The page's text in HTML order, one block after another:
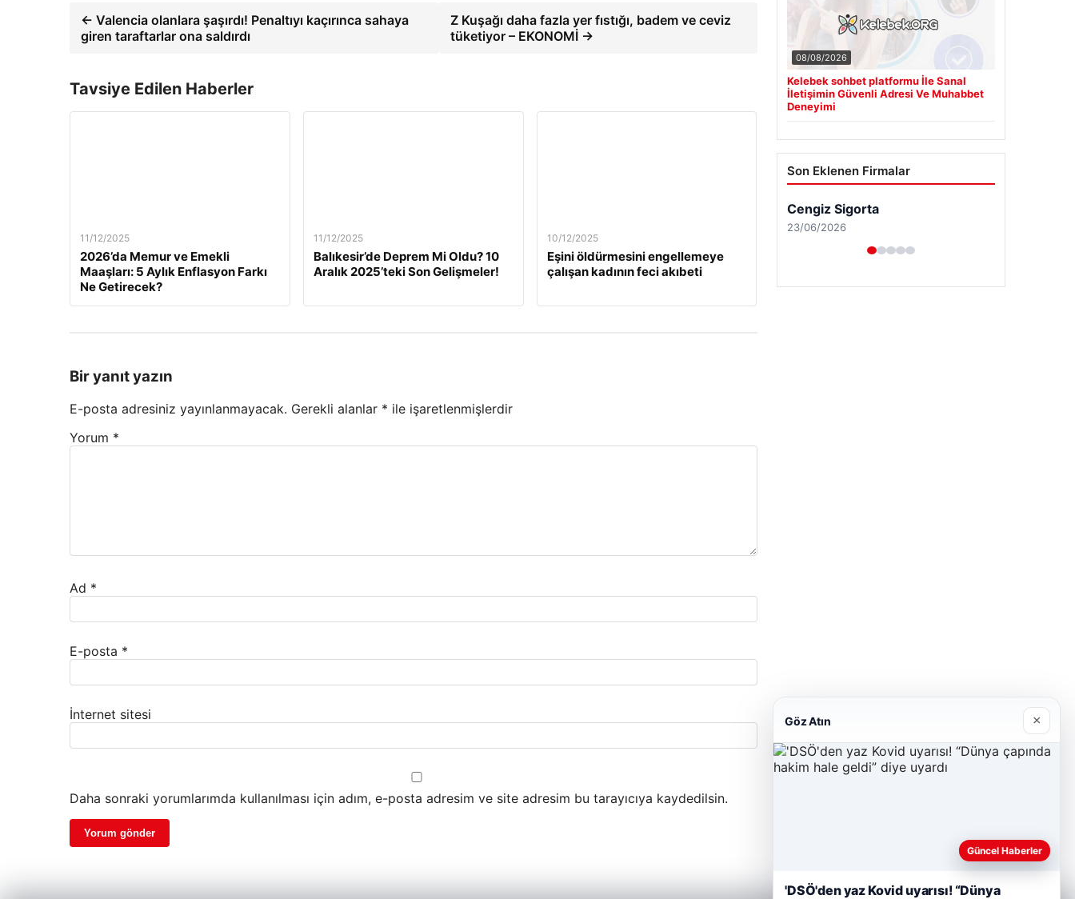
← Valencia olanlara şaşırdı! Penaltıyı kaçırınca sahaya
giren taraftarlar ona saldırdı
Z Kuşağı daha fazla yer fıstığı, badem ve ceviz
tüketiyor – EKONOMİ →
Tavsiye Edilen Haberler
11/12/2025
2026’da Memur ve Emekli
Maaşları: 5 Aylık Enflasyon Farkı
Ne Getirecek?
11/12/2025
Balıkesir’de Deprem Mi Oldu? 10
Aralık 2025’teki Son Gelişmeler!
10/12/2025
Eşini öldürmesini engellemeye
çalışan kadının feci akıbeti
Bir yanıt yazın
E-posta adresiniz yayınlanmayacak. Gerekli alanlar * ile işaretlenmişlerdir
Yorum *
Ad *
E-posta *
İnternet sitesi
Daha sonraki yorumlarımda kullanılması için adım, e-posta adresim ve site adresim bu tarayıcıya kaydedilsin.
08/08/2026
Kelebek sohbet platformu İle Sanal
İletişimin Güvenli Adresi Ve Muhabbet
Deneyimi
Son Eklenen Firmalar
Cengiz Sigorta
23/06/2026
Göz Atın ×
Güncel Haberler
'DSÖ'den yaz Kovid uyarısı! “Dünya